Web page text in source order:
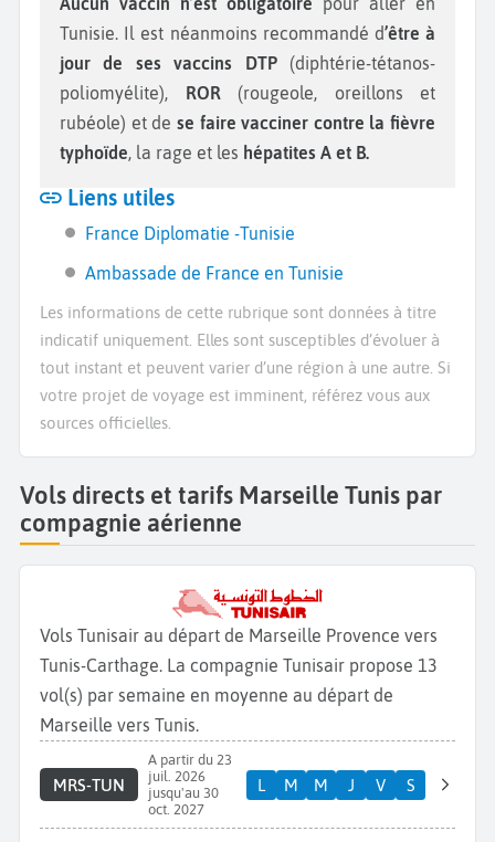
Tunisie. Il est néanmoins recommandé d’être à
jour de ses vaccins DTP (diphtérie-tétanos-
poliomyélite), ROR (rougeole, oreillons et
rubéole) et de se faire vacciner contre la fièvre
typhoïde, la rage et les hépatites A et B.
Liens utiles
France Diplomatie -Tunisie
Ambassade de France en Tunisie
Les informations de cette rubrique sont données à titre
indicatif uniquement. Elles sont susceptibles d’évoluer à
tout instant et peuvent varier d’une région à une autre. Si
votre projet de voyage est imminent, référez vous aux
sources officielles.
Vols directs et tarifs Marseille Tunis par
compagnie aérienne
Vols Tunisair au départ de Marseille Provence vers
Tunis-Carthage. La compagnie Tunisair propose 13
vol(s) par semaine en moyenne au départ de
Marseille vers Tunis.
MRS-TUN
A partir du 23
juil. 2026
jusqu'au 30
oct. 2027
L M M J V S